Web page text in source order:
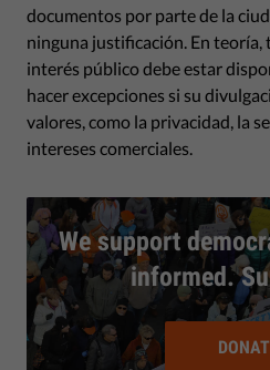
documentos por parte de la
ninguna justificación. En
interés público debe estar
hacer excepciones si su
valores, como la privacidad, la
intereses comerciales.
We support
informed.